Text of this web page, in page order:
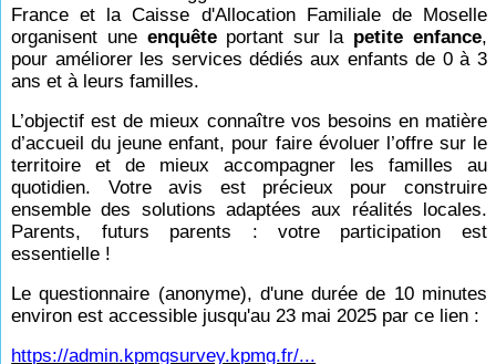
France et la Caisse d'Allocation Familiale de Moselle
organisent une enquêteportant sur la petite enfance,
pour améliorer les services dédiés aux enfants de 0 à 3
ans et à leurs familles.
L’objectif est de mieux connaître vos besoins en matière
d’accueil du jeune enfant, pour faire évoluer l’offre sur le
territoire et de mieux accompagner les familles au
quotidien. Votre avis est précieux pour construire
ensemble des solutions adaptées aux réalités locales.
Parents, futurs parents : votre participation est
essentielle !
Le questionnaire (anonyme), d'une durée de 10 minutes
environ est accessible jusqu'au 23 mai 2025 par ce lien :
https://admin.kpmgsurvey.kpmg.fr/...